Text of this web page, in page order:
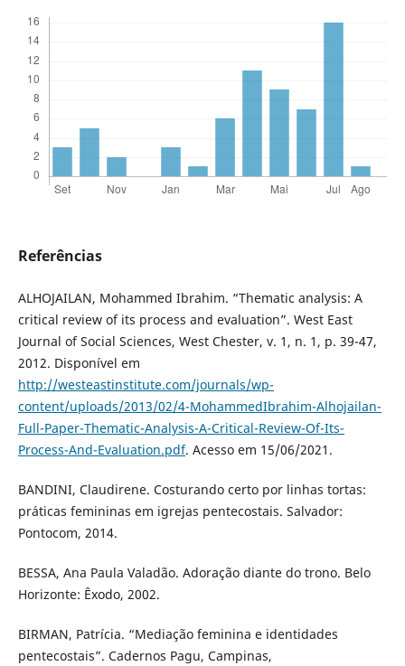
Referências
ALHOJAILAN, Mohammed Ibrahim. “Thematic analysis: A
critical review of its process and evaluation”. West East
Journal of Social Sciences, West Chester, v. 1, n. 1, p. 39-47,
2012. Disponível em
http://westeastinstitute.com/journals/wp-
content/uploads/2013/02/4-MohammedIbrahim-Alhojailan-
Full-Paper-Thematic-Analysis-A-Critical-Review-Of-Its-
Process-And-Evaluation.pdf. Acesso em 15/06/2021.
BANDINI, Claudirene. Costurando certo por linhas tortas:
práticas femininas em igrejas pentecostais. Salvador:
Pontocom, 2014.
BESSA, Ana Paula Valadão. Adoração diante do trono. Belo
Horizonte: Êxodo, 2002.
BIRMAN, Patrícia. “Mediação feminina e identidades
pentecostais”. Cadernos Pagu, Campinas,